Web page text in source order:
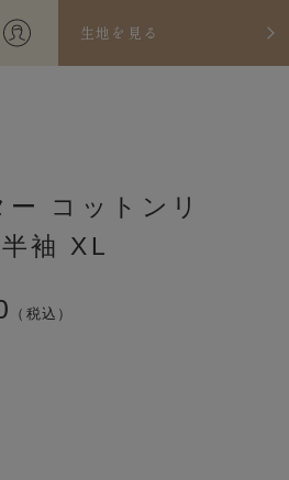
生地を見る
コットンリ
袖 XL
（税込）